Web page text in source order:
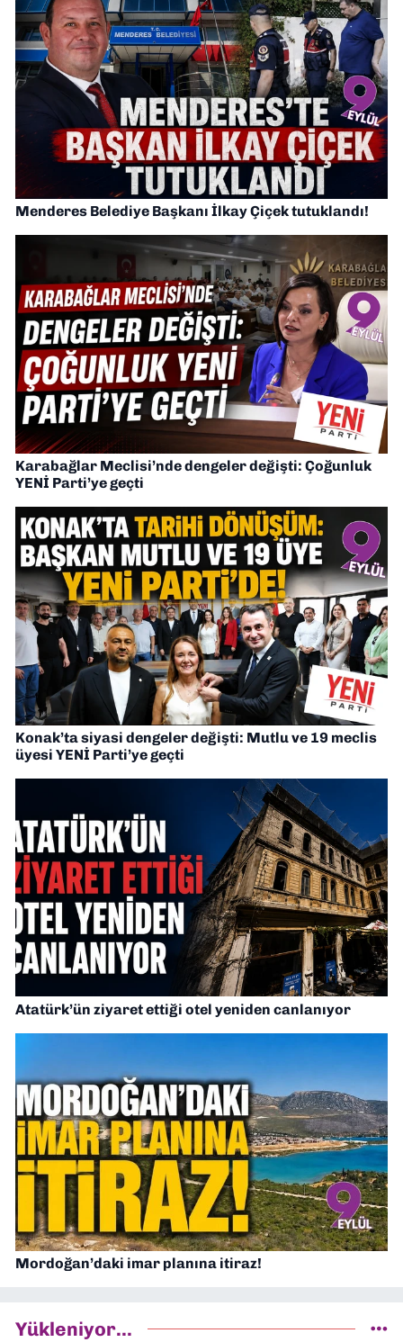
Menderes Belediye Başkanı İlkay Çiçek tutuklandı!
Karabağlar Meclisi’nde dengeler değişti: Çoğunluk
YENİ Parti’ye geçti
Konak’ta siyasi dengeler değişti: Mutlu ve 19 meclis
üyesi YENİ Parti’ye geçti
Atatürk’ün ziyaret ettiği otel yeniden canlanıyor
Mordoğan’daki imar planına itiraz!
Yükleniyor...